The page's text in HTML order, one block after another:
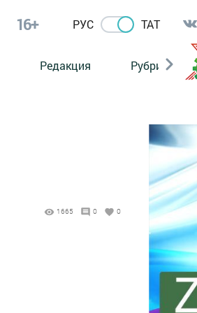
16+ РУС ТАТ
Редакция Рубрикалар
1665 0 0